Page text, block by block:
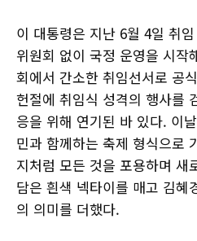
이 대통령은 지난 6월 4일 취
위원회 없이 국정 운영을 시작
회에서 간소한 취임선서로 공
헌절에 취임식 성격의 행사를
응을 위해 연기된 바 있다. 이
민과 함께하는 축제 형식으로
지처럼 모든 것을 포용하며 새
담은 흰색 넥타이를 매고 김혜
의 의미를 더했다.